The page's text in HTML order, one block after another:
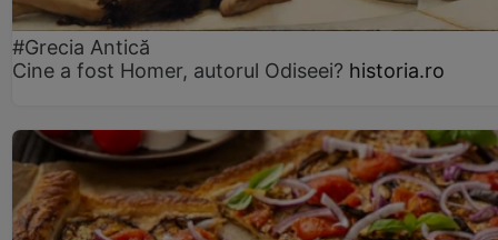
#Grecia Antică
Cine a fost Homer, autorul Odiseei? historia.ro